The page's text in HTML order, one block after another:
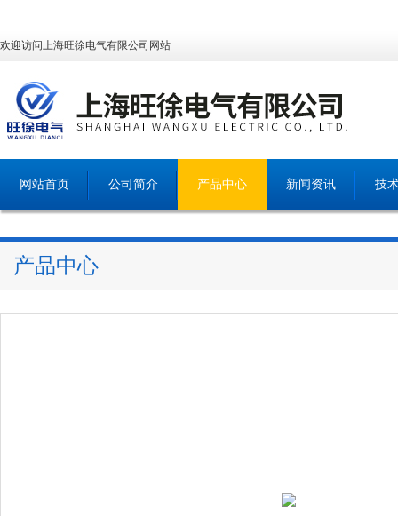
欢迎访问上海旺徐电气有限公司网站
网站首页 公司简介 产品中心 新闻资讯 技
产品中心